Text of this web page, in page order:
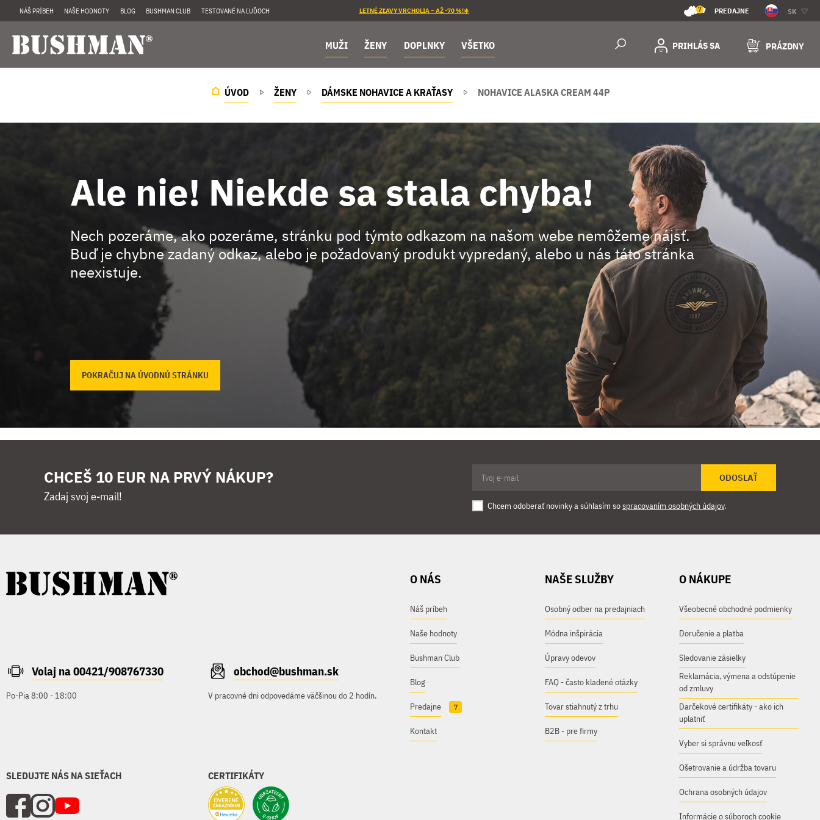
NÁŠ PRÍBEH NAŠE HODNOTY BLOG BUSHMAN CLUB TESTOVANÉ NA ĽUĎOCH LETNÉ ZĽAVY VRCHOLIA – AŽ -70 %!☀️ 7 PREDAJNE SK
MUŽI ŽENY DOPLNKY VŠETKO PRIHLÁS SA PRÁZDNY
ÚVOD ŽENY DÁMSKE NOHAVICE A KRAŤASY NOHAVICE ALASKA CREAM 44P
Ale nie! Niekde sa stala chyba!
Nech pozeráme, ako pozeráme, stránku pod týmto odkazom na našom webe nemôžeme nájsť.
Buď je chybne zadaný odkaz, alebo je požadovaný produkt vypredaný, alebo u nás táto stránka
neexistuje.
POKRAČUJ NA ÚVODNÚ STRÁNKU
CHCEŠ 10 EUR NA PRVÝ NÁKUP?
Zadaj svoj e-mail!
ODOSLAŤ
Chcem odoberať novinky a súhlasím sospracovaním osobných údajov.
Volaj na 00421/908767330
Po-Pia 8:00 - 18:00
obchod@bushman.sk
V pracovné dni odpovedáme väčšinou do 2 hodín.
SLEDUJTE NÁS NA SIEŤACH CERTIFIKÁTY
O NÁS
Náš príbeh
Naše hodnoty
Bushman Club
Blog
Predajne 7
Kontakt
NAŠE SLUŽBY
Osobný odber na predajniach
Módna inšpirácia
Úpravy odevov
FAQ - často kladené otázky
Tovar stiahnutý z trhu
B2B - pre firmy
O NÁKUPE
Všeobecné obchodné podmienky
Doručenie a platba
Sledovanie zásielky
Reklamácia, výmena a odstúpenie
od zmluvy
Darčekové certifikáty - ako ich
uplatniť
Vyber si správnu veľkosť
Ošetrovanie a údržba tovaru
Ochrana osobných údajov
Informácie o súboroch cookie